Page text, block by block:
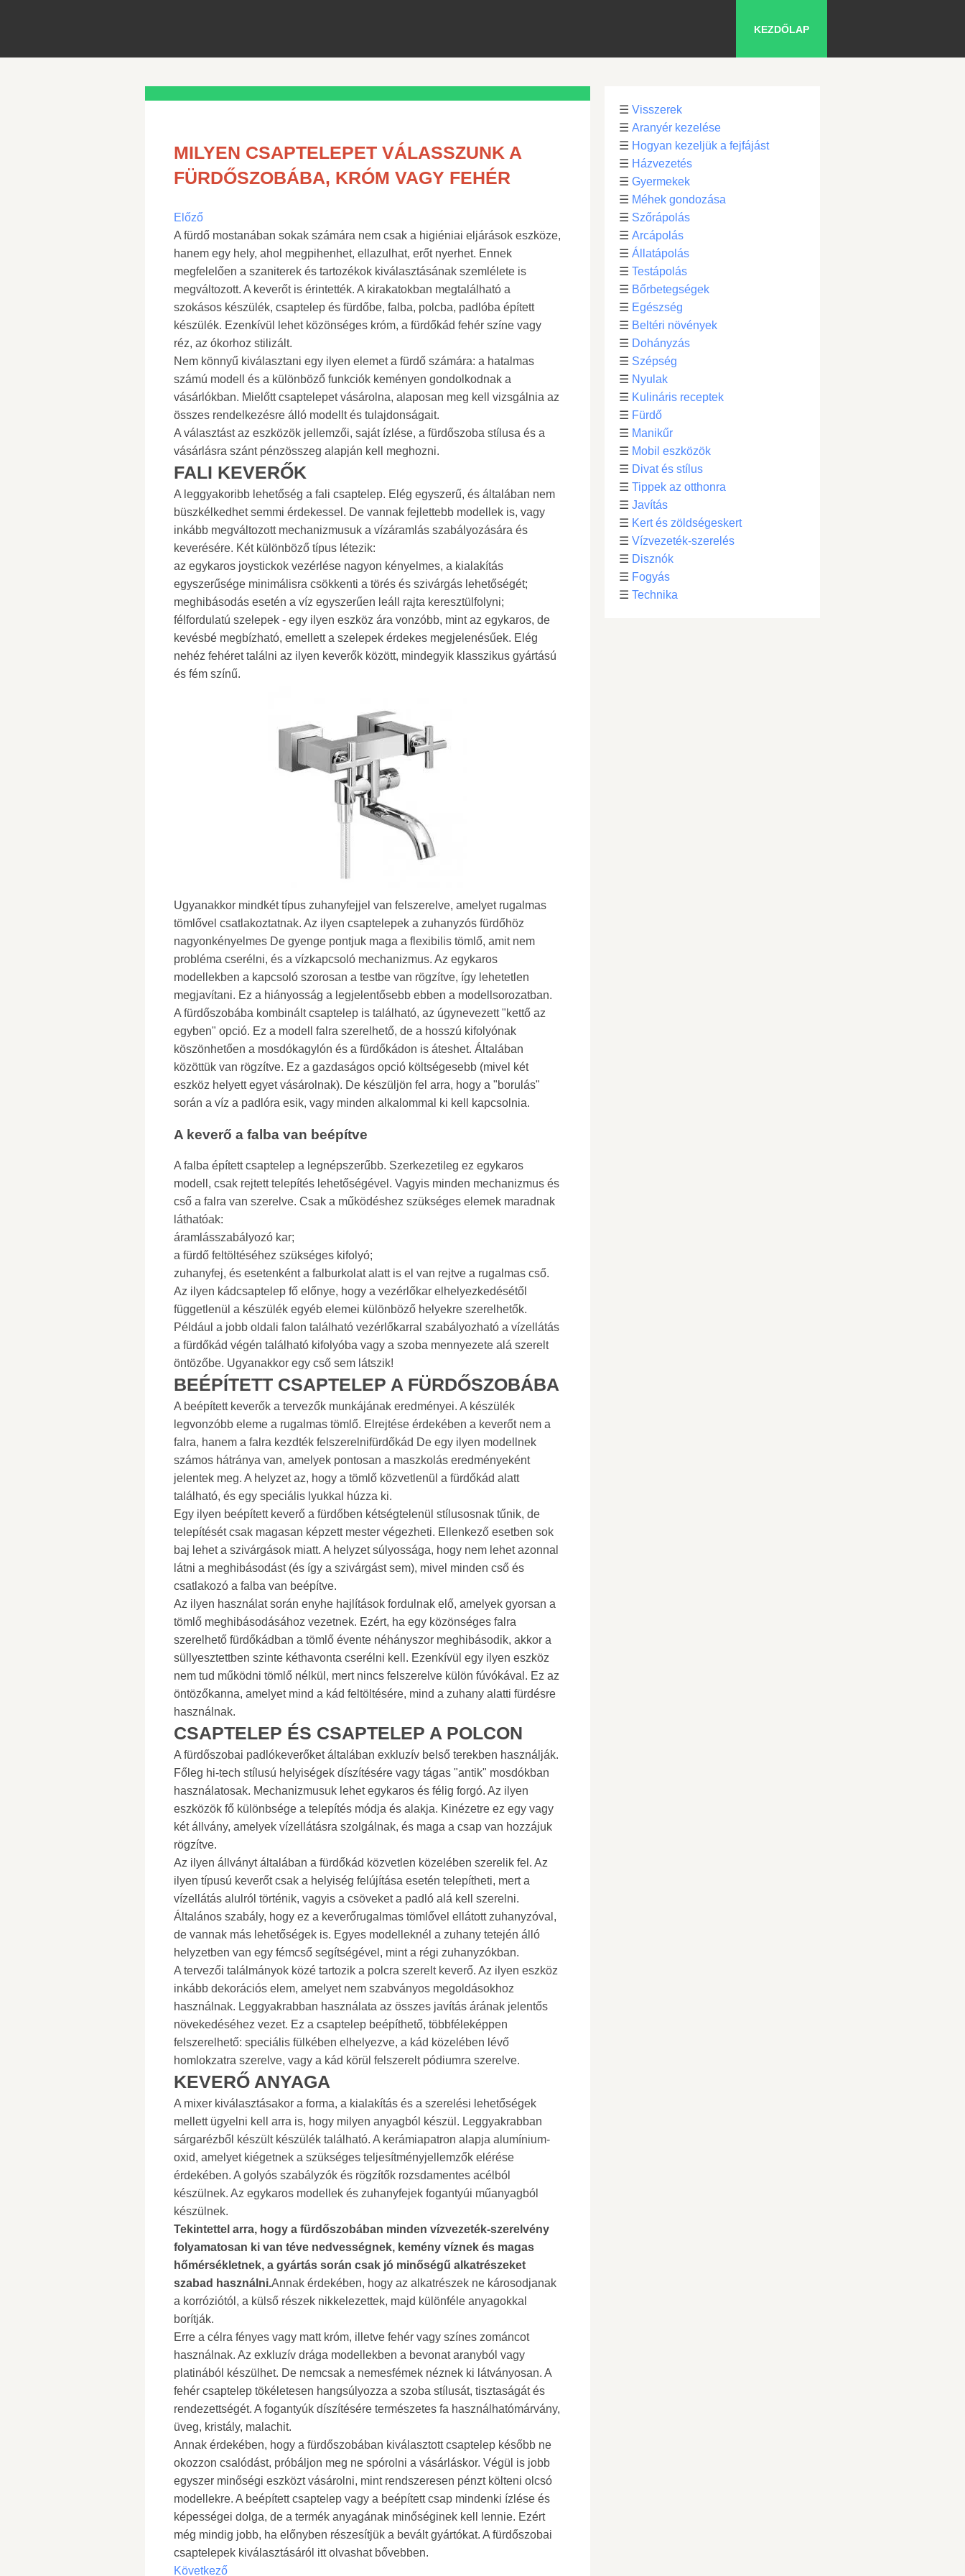
KEZDŐLAP
MILYEN CSAPTELEPET VÁLASSZUNK A
FÜRDŐSZOBÁBA, KRÓM VAGY FEHÉR
Előző
A fürdő mostanában sokak számára nem csak a higiéniai eljárások eszköze,
hanem egy hely, ahol megpihenhet, ellazulhat, erőt nyerhet. Ennek
megfelelően a szaniterek és tartozékok kiválasztásának szemlélete is
megváltozott. A keverőt is érintették. A kirakatokban megtalálható a
szokásos készülék, csaptelep és fürdőbe, falba, polcba, padlóba épített
készülék. Ezenkívül lehet közönséges króm, a fürdőkád fehér színe vagy
réz, az ókorhoz stilizált.
Nem könnyű kiválasztani egy ilyen elemet a fürdő számára: a hatalmas
számú modell és a különböző funkciók keményen gondolkodnak a
vásárlókban. Mielőtt csaptelepet vásárolna, alaposan meg kell vizsgálnia az
összes rendelkezésre álló modellt és tulajdonságait.
A választást az eszközök jellemzői, saját ízlése, a fürdőszoba stílusa és a
vásárlásra szánt pénzösszeg alapján kell meghozni.
FALI KEVERŐK
A leggyakoribb lehetőség a fali csaptelep. Elég egyszerű, és általában nem
büszkélkedhet semmi érdekessel. De vannak fejlettebb modellek is, vagy
inkább megváltozott mechanizmusuk a vízáramlás szabályozására és
keverésére. Két különböző típus létezik:
az egykaros joystickok vezérlése nagyon kényelmes, a kialakítás
egyszerűsége minimálisra csökkenti a törés és szivárgás lehetőségét;
meghibásodás esetén a víz egyszerűen leáll rajta keresztülfolyni;
félfordulatú szelepek - egy ilyen eszköz ára vonzóbb, mint az egykaros, de
kevésbé megbízható, emellett a szelepek érdekes megjelenésűek. Elég
nehéz fehéret találni az ilyen keverők között, mindegyik klasszikus gyártású
és fém színű.
Ugyanakkor mindkét típus zuhanyfejjel van felszerelve, amelyet rugalmas
tömlővel csatlakoztatnak. Az ilyen csaptelepek a zuhanyzós fürdőhöz
nagyonkényelmes De gyenge pontjuk maga a flexibilis tömlő, amit nem
probléma cserélni, és a vízkapcsoló mechanizmus. Az egykaros
modellekben a kapcsoló szorosan a testbe van rögzítve, így lehetetlen
megjavítani. Ez a hiányosság a legjelentősebb ebben a modellsorozatban.
A fürdőszobába kombinált csaptelep is található, az úgynevezett "kettő az
egyben" opció. Ez a modell falra szerelhető, de a hosszú kifolyónak
köszönhetően a mosdókagylón és a fürdőkádon is áteshet. Általában
közöttük van rögzítve. Ez a gazdaságos opció költségesebb (mivel két
eszköz helyett egyet vásárolnak). De készüljön fel arra, hogy a "borulás"
során a víz a padlóra esik, vagy minden alkalommal ki kell kapcsolnia.
A keverő a falba van beépítve
A falba épített csaptelep a legnépszerűbb. Szerkezetileg ez egykaros
modell, csak rejtett telepítés lehetőségével. Vagyis minden mechanizmus és
cső a falra van szerelve. Csak a működéshez szükséges elemek maradnak
láthatóak:
áramlásszabályozó kar;
a fürdő feltöltéséhez szükséges kifolyó;
zuhanyfej, és esetenként a falburkolat alatt is el van rejtve a rugalmas cső.
Az ilyen kádcsaptelep fő előnye, hogy a vezérlőkar elhelyezkedésétől
függetlenül a készülék egyéb elemei különböző helyekre szerelhetők.
Például a jobb oldali falon található vezérlőkarral szabályozható a vízellátás
a fürdőkád végén található kifolyóba vagy a szoba mennyezete alá szerelt
öntözőbe. Ugyanakkor egy cső sem látszik!
BEÉPÍTETT CSAPTELEP A FÜRDŐSZOBÁBA
A beépített keverők a tervezők munkájának eredményei. A készülék
legvonzóbb eleme a rugalmas tömlő. Elrejtése érdekében a keverőt nem a
falra, hanem a falra kezdték felszerelnifürdőkád De egy ilyen modellnek
számos hátránya van, amelyek pontosan a maszkolás eredményeként
jelentek meg. A helyzet az, hogy a tömlő közvetlenül a fürdőkád alatt
található, és egy speciális lyukkal húzza ki.
Egy ilyen beépített keverő a fürdőben kétségtelenül stílusosnak tűnik, de
telepítését csak magasan képzett mester végezheti. Ellenkező esetben sok
baj lehet a szivárgások miatt. A helyzet súlyossága, hogy nem lehet azonnal
látni a meghibásodást (és így a szivárgást sem), mivel minden cső és
csatlakozó a falba van beépítve.
Az ilyen használat során enyhe hajlítások fordulnak elő, amelyek gyorsan a
tömlő meghibásodásához vezetnek. Ezért, ha egy közönséges falra
szerelhető fürdőkádban a tömlő évente néhányszor meghibásodik, akkor a
süllyesztettben szinte kéthavonta cserélni kell. Ezenkívül egy ilyen eszköz
nem tud működni tömlő nélkül, mert nincs felszerelve külön fúvókával. Ez az
öntözőkanna, amelyet mind a kád feltöltésére, mind a zuhany alatti fürdésre
használnak.
CSAPTELEP ÉS CSAPTELEP A POLCON
A fürdőszobai padlókeverőket általában exkluzív belső terekben használják.
Főleg hi-tech stílusú helyiségek díszítésére vagy tágas "antik" mosdókban
használatosak. Mechanizmusuk lehet egykaros és félig forgó. Az ilyen
eszközök fő különbsége a telepítés módja és alakja. Kinézetre ez egy vagy
két állvány, amelyek vízellátásra szolgálnak, és maga a csap van hozzájuk
rögzítve.
Az ilyen állványt általában a fürdőkád közvetlen közelében szerelik fel. Az
ilyen típusú keverőt csak a helyiség felújítása esetén telepítheti, mert a
vízellátás alulról történik, vagyis a csöveket a padló alá kell szerelni.
Általános szabály, hogy ez a keverőrugalmas tömlővel ellátott zuhanyzóval,
de vannak más lehetőségek is. Egyes modelleknél a zuhany tetején álló
helyzetben van egy fémcső segítségével, mint a régi zuhanyzókban.
A tervezői találmányok közé tartozik a polcra szerelt keverő. Az ilyen eszköz
inkább dekorációs elem, amelyet nem szabványos megoldásokhoz
használnak. Leggyakrabban használata az összes javítás árának jelentős
növekedéséhez vezet. Ez a csaptelep beépíthető, többféleképpen
felszerelhető: speciális fülkében elhelyezve, a kád közelében lévő
homlokzatra szerelve, vagy a kád körül felszerelt pódiumra szerelve.
KEVERŐ ANYAGA
A mixer kiválasztásakor a forma, a kialakítás és a szerelési lehetőségek
mellett ügyelni kell arra is, hogy milyen anyagból készül. Leggyakrabban
sárgarézből készült készülék található. A kerámiapatron alapja alumínium-
oxid, amelyet kiégetnek a szükséges teljesítményjellemzők elérése
érdekében. A golyós szabályzók és rögzítők rozsdamentes acélból
készülnek. Az egykaros modellek és zuhanyfejek fogantyúi műanyagból
készülnek.
Tekintettel arra, hogy a fürdőszobában minden vízvezeték-szerelvény
folyamatosan ki van téve nedvességnek, kemény víznek és magas
hőmérsékletnek, a gyártás során csak jó minőségű alkatrészeket
szabad használni.Annak érdekében, hogy az alkatrészek ne károsodjanak
a korróziótól, a külső részek nikkelezettek, majd különféle anyagokkal
borítják.
Erre a célra fényes vagy matt króm, illetve fehér vagy színes zománcot
használnak. Az exkluzív drága modellekben a bevonat aranyból vagy
platinából készülhet. De nemcsak a nemesfémek néznek ki látványosan. A
fehér csaptelep tökéletesen hangsúlyozza a szoba stílusát, tisztaságát és
rendezettségét. A fogantyúk díszítésére természetes fa használhatómárvány,
üveg, kristály, malachit.
Annak érdekében, hogy a fürdőszobában kiválasztott csaptelep később ne
okozzon csalódást, próbáljon meg ne spórolni a vásárláskor. Végül is jobb
egyszer minőségi eszközt vásárolni, mint rendszeresen pénzt költeni olcsó
modellekre. A beépített csaptelep vagy a beépített csap mindenki ízlése és
képességei dolga, de a termék anyagának minőséginek kell lennie. Ezért
még mindig jobb, ha előnyben részesítjük a bevált gyártókat. A fürdőszobai
csaptelepek kiválasztásáról itt olvashat bővebben.
Következő
☰ Visszerek
☰ Aranyér kezelése
☰ Hogyan kezeljük a fejfájást
☰ Házvezetés
☰ Gyermekek
☰ Méhek gondozása
☰ Szőrápolás
☰ Arcápolás
☰ Állatápolás
☰ Testápolás
☰ Bőrbetegségek
☰ Egészség
☰ Beltéri növények
☰ Dohányzás
☰ Szépség
☰ Nyulak
☰ Kulináris receptek
☰ Fürdő
☰ Manikűr
☰ Mobil eszközök
☰ Divat és stílus
☰ Tippek az otthonra
☰ Javítás
☰ Kert és zöldségeskert
☰ Vízvezeték-szerelés
☰ Disznók
☰ Fogyás
☰ Technika